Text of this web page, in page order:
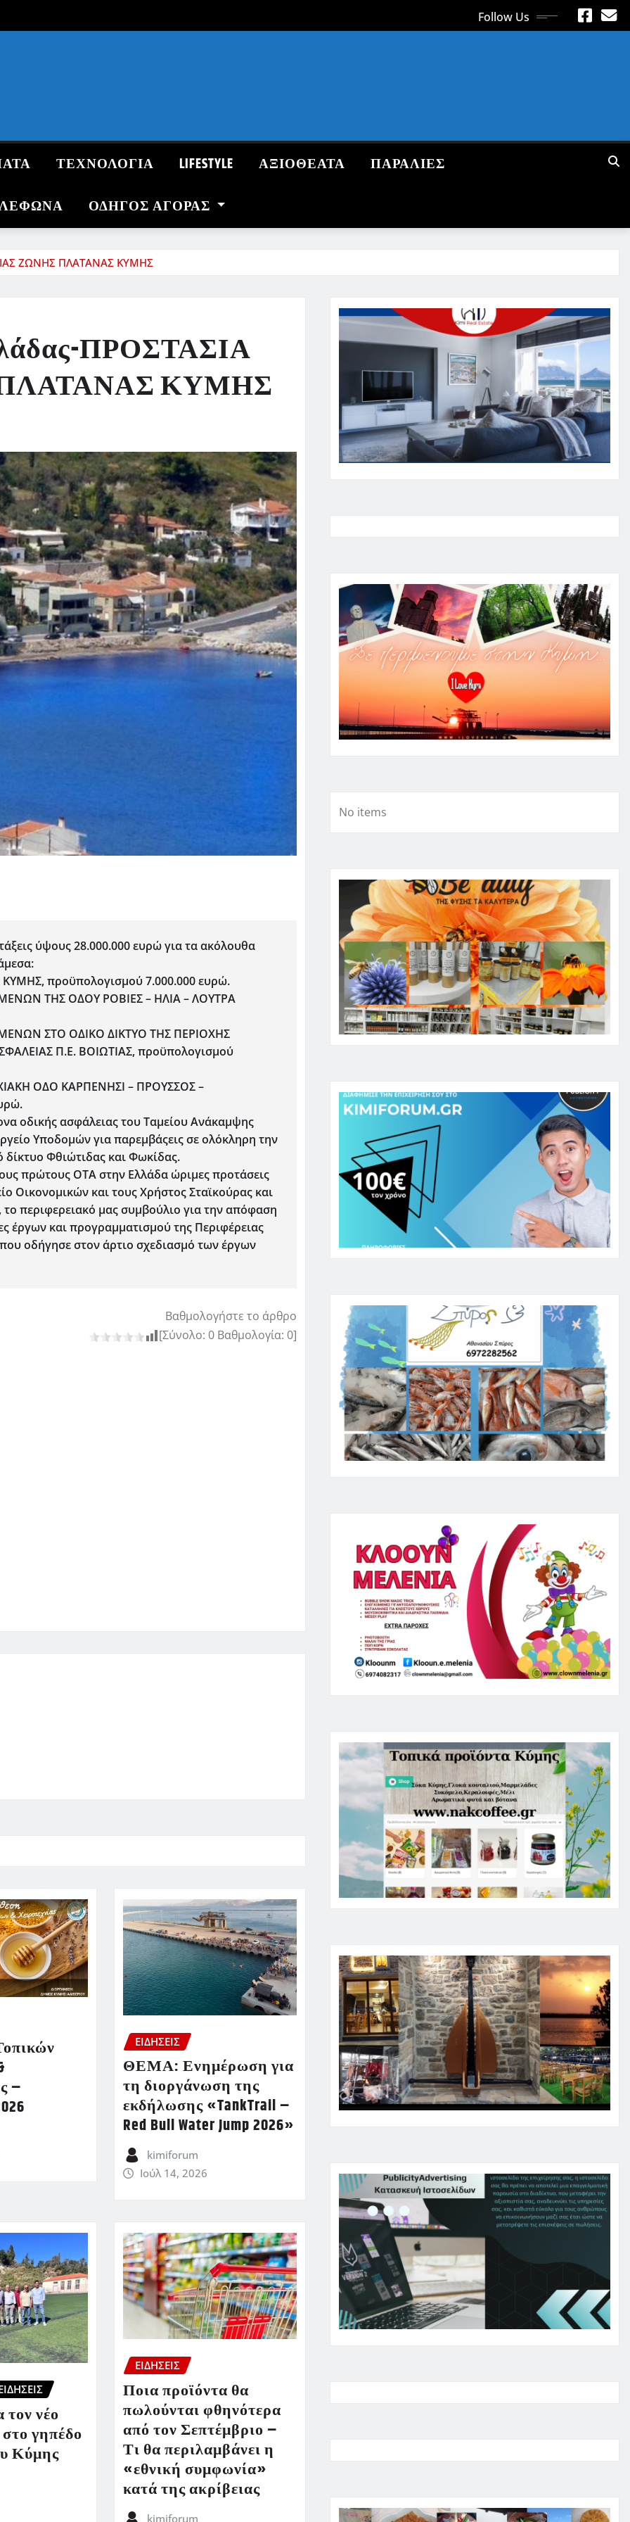
Follow Us
ΤΕΧΝΟΛΟΓΙΑ LIFESTYLE ΑΞΙΟΘΕΑΤΑ ΠΑΡΑΛΙΕΣ
ΟΔΗΓΌΣ ΑΓΟΡΆΣ
ΖΩΝΗΣ ΠΛΑΤΑΝΑΣ ΚΥΜΗΣ
ΠΡΟΣΤΑΣΙΑ
ΚΥΜΗΣ
ύψους 28.000.000 ευρώ για τα ακόλουθα
προϋπολογισμού 7.000.000 ευρώ.
ΤΗΣ ΟΔΟΥ ΡΟΒΙΕΣ – ΗΛΙΑ – ΛΟΥΤΡΑ
ΣΤΟ ΟΔΙΚΟ ΔΙΚΤΥΟ ΤΗΣ ΠΕΡΙΟΧΗΣ
Π.Ε. ΒΟΙΩΤΙΑΣ, προϋπολογισμού
ΟΔΟ ΚΑΡΠΕΝΗΣΙ – ΠΡΟΥΣΣΟΣ –
οδικής ασφάλειας του Ταμείου Ανάκαμψης
Υποδομών για παρεμβάςεις σε ολόκληρη την
δίκτυο Φθιώτιδας και Φωκίδας.
πρώτους ΟΤΑ στην Ελλάδα ώριμες προτάσεις
Οικονομικών και τους Χρήστος Σταϊκούρας και
περιφερειακό μας συμβούλιο για την απόφαση
έργων και προγραμματισμού της Περιφέρειας
που οδήγησε στον άρτιο σχεδιασμό των έργων
Βαθμολογήστε το άρθρο
[Σύνολο: 0 Βαθμολογία: 0]
–
ΕΙΔΗΣΕΙΣ
ΘΕΜΑ: Ενημέρωση για
τη διοργάνωση της
εκδήλωσης «TankTrail –
Red Bull Water Jump 2026»
kimiforum
Ιούλ 14, 2026
νέο
γηπέδο
Κύμης
ΕΙΔΗΣΕΙΣ
Ποια προϊόντα θα
πωλούνται φθηνότερα
από τον Σεπτέμβριο –
Τι θα περιλαμβάνει η
«εθνική συμφωνία»
κατά της ακρίβειας
kimiforum
No items